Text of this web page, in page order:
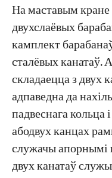
На маставым
двухслаёвых
камплект
сталёвых канатаў.
складаецца з двух
адпаведна да
падвеснага кольца
абодвух канцах
служачы апорнымі
двух канатаў